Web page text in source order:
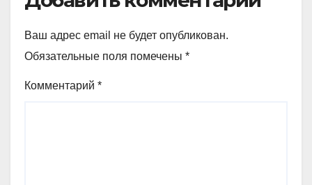
Ваш адрес email не будет опубликован.
Обязательные поля помечены *
Комментарий *